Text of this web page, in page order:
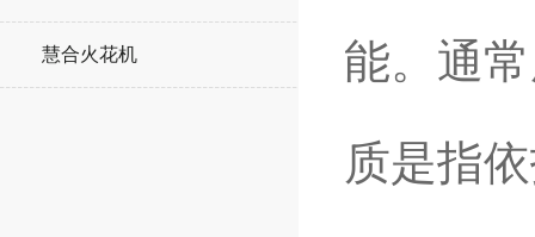
慧合火花机
能。通
质是指